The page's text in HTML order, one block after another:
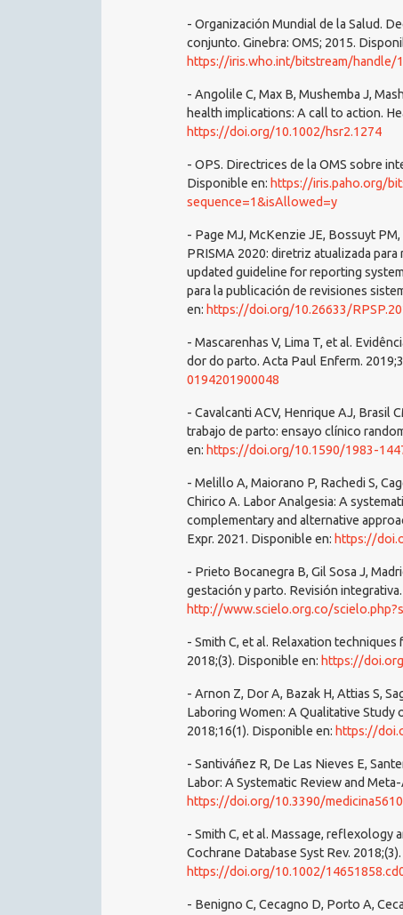
- Organización Mundial de la Salud.
conjunto. Ginebra: OMS; 2015.
https://iris.who.int/bitstream/handle/
- Angolile C, Max B, Mushemba J,
health implications: A call to action.
https://doi.org/10.1002/hsr2.1274
- OPS. Directrices de la OMS sobre
Disponible en: https://iris.paho.org/
sequence=1&isAllowed=y
- Page MJ, McKenzie JE, Bossuyt
PRISMA 2020: diretriz atualizada
updated guideline for reporting
para la publicación de revisiones
en: https://doi.org/10.26633/
- Mascarenhas V, Lima T, et al.
dor do parto. Acta Paul Enferm.
0194201900048
- Cavalcanti ACV, Henrique AJ, Brasil
trabajo de parto: ensayo clínico
en: https://doi.org/10.1590/1983-
- Melillo A, Maiorano P, Rachedi S,
Chirico A. Labor Analgesia: A
complementary and alternative
Expr. 2021. Disponible en: https://
- Prieto Bocanegra B, Gil Sosa J,
gestación y parto. Revisión
http://www.scielo.org.co/
- Smith C, et al. Relaxation techniques
2018;(3). Disponible en: https://
- Arnon Z, Dor A, Bazak H, Attias S,
Laboring Women: A Qualitative
2018;16(1). Disponible en: https://
- Santiváñez R, De Las Nieves E,
Labor: A Systematic Review and
https://doi.org/10.3390/
- Smith C, et al. Massage, reflexology
Cochrane Database Syst Rev.
https://doi.org/10.1002/
- Benigno C, Cecagno D, Porto A,